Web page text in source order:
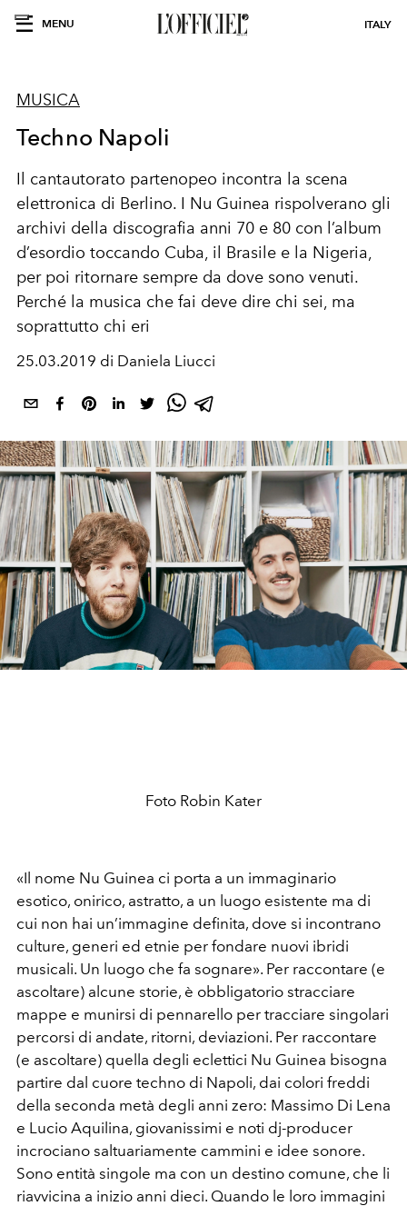
MENU ITALY
MUSICA
Techno Napoli
Il cantautorato partenopeo incontra la scena
elettronica di Berlino. I Nu Guinea rispolverano gli
archivi della discografia anni 70 e 80 con l’album
d’esordio toccando Cuba, il Brasile e la Nigeria,
per poi ritornare sempre da dove sono venuti.
Perché la musica che fai deve dire chi sei, ma
soprattutto chi eri
25.03.2019 di Daniela Liucci
Foto Robin Kater
«Il nome Nu Guinea ci porta a un immaginario
esotico, onirico, astratto, a un luogo esistente ma di
cui non hai un’immagine definita, dove si incontrano
culture, generi ed etnie per fondare nuovi ibridi
musicali. Un luogo che fa sognare». Per raccontare (e
ascoltare) alcune storie, è obbligatorio stracciare
mappe e munirsi di pennarello per tracciare singolari
percorsi di andate, ritorni, deviazioni. Per raccontare
(e ascoltare) quella degli eclettici Nu Guinea bisogna
partire dal cuore techno di Napoli, dai colori freddi
della seconda metà degli anni zero: Massimo Di Lena
e Lucio Aquilina, giovanissimi e noti dj-producer
incrociano saltuariamente cammini e idee sonore.
Sono entità singole ma con un destino comune, che li
riavvicina a inizio anni dieci. Quando le loro immagini